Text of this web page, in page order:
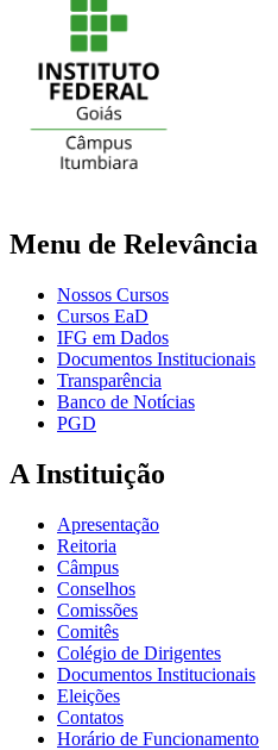
Menu de Relevância
Nossos Cursos
Cursos EaD
IFG em Dados
Documentos Institucionais
Transparência
Banco de Notícias
PGD
A Instituição
Apresentação
Reitoria
Câmpus
Conselhos
Comissões
Comitês
Colégio de Dirigentes
Documentos Institucionais
Eleições
Contatos
Horário de Funcionamento